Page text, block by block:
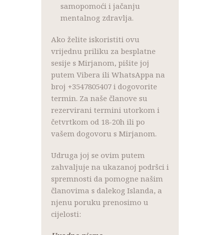
samopomoći i jačanju
mentalnog zdravlja.
Ako želite iskoristiti ovu
vrijednu priliku za besplatne
sesije s Mirjanom, pišite joj
putem Vibera ili WhatsAppa na
broj +3547805407 i dogovorite
termin. Za naše članove su
rezervirani termini utorkom i
četvrtkom od 18-20h ili po
vašem dogovoru s Mirjanom.
Udruga joj se ovim putem
zahvaljuje na ukazanoj podršci i
spremnosti da pomogne našim
članovima s dalekog Islanda, a
njenu poruku prenosimo u
cijelosti: